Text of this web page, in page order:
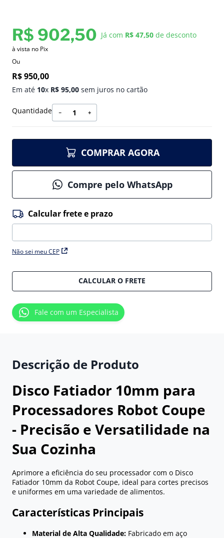
R$ 902,50 Já com R$ 47,50 de desconto
à vista no Pix
Ou
R$950,00
Em até 10x R$ 95,00 sem juros no cartão
Quantidade ＋
－
COMPRAR AGORA
Compre pelo WhatsApp
Não sei meu CEP
CALCULAR O FRETE
Fale com um Especialista
Descrição de Produto
Disco Fatiador 10mm para
Processadores Robot Coupe
- Precisão e Versatilidade na
Sua Cozinha
Aprimore a eficiência do seu processador com o Disco
Fatiador 10mm da Robot Coupe, ideal para cortes precisos
e uniformes em uma variedade de alimentos.
Características Principais
Material de Alta Qualidade: Fabricado em aço